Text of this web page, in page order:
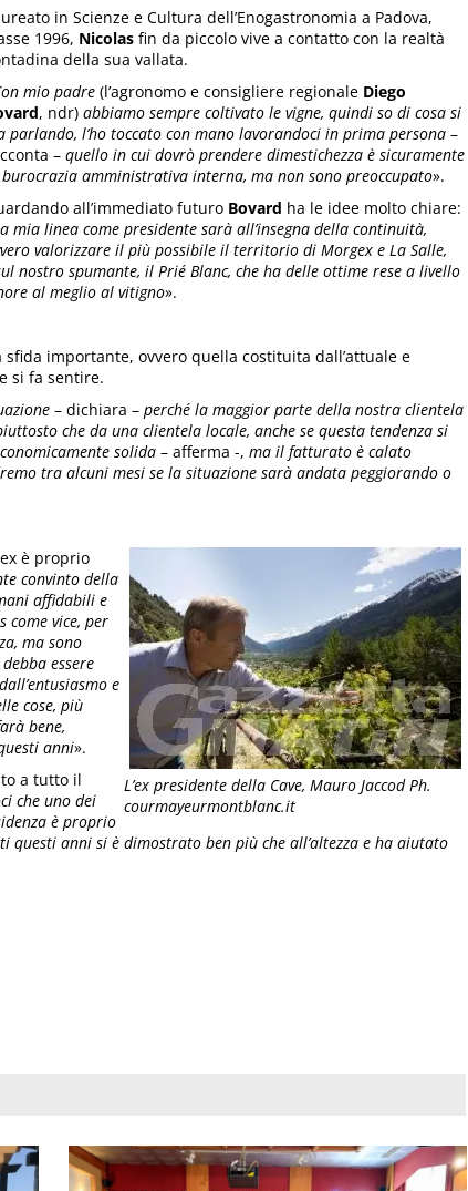
in Scienze e Cultura dell’Enogastronomia a Padova,
1996, Nicolas fin da piccolo vive a contatto con la realtà
della sua vallata.
mio padre (l’agronomo e consigliere regionale Diego
, ndr) abbiamo sempre coltivato le vigne, quindi so di cosa si
parlando, l’ho toccato con mano lavorandoci in prima persona –
– quello in cui dovrò prendere dimestichezza è sicuramente
amministrativa interna, ma non sono preoccupato».
all’immediato futuro Bovard ha le idee molto chiare:
mia linea come presidente sarà all’insegna della continuità,
valorizzare il più possibile il territorio di Morgex e La Salle,
nostro spumante, il Prié Blanc, che ha delle ottime rese a livello
al meglio al vitigno».
importante, ovvero quella costituita dall’attuale e
si fa sentire.
– dichiara – perché la maggior parte della nostra clientela
che da una clientela locale, anche se questa tendenza si
solida – afferma -, ma il fatturato è calato
tra alcuni mesi se la situazione sarà andata peggiorando o
L’ex presidente della Cave, Mauro Jaccod Ph.
courmayeurmontblanc.it
è proprio
convinto della
affidabili e
come vice, per
ma sono
essere
e
cose, più
bene,
anni».
a tutto il
che uno dei
è proprio
anni si è dimostrato ben più che all’altezza e ha aiutato